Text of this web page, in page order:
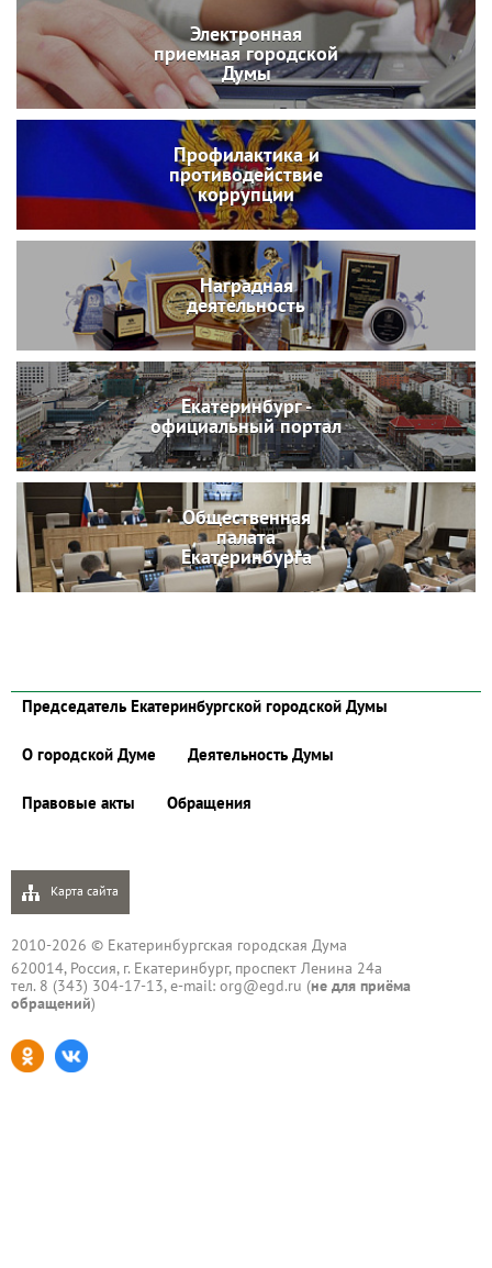
Электронная
приемная городской
Думы
Профилактика и
противодействие
коррупции
Наградная
деятельность
Екатеринбург -
официальный портал
Общественная
палата
Екатеринбурга
Председатель Екатеринбургской городской Думы
О городской Думе Деятельность Думы
Правовые акты Обращения
Карта сайта
2010-2026 © Екатеринбургская городская Дума
620014, Россия, г. Екатеринбург, проспект Ленина 24а
тел. 8 (343) 304-17-13, e-mail: org@egd.ru (не для приёма
обращений)